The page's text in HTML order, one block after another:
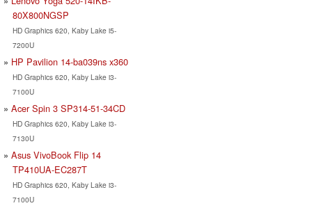
80X800NGSP
HD Graphics 620, Kaby Lake i5-
7200U
HP Pavilion 14-ba039ns x360
HD Graphics 620, Kaby Lake i3-
7100U
Acer Spin 3 SP314-51-34CD
HD Graphics 620, Kaby Lake i3-
7130U
Asus VivoBook Flip 14
TP410UA-EC287T
HD Graphics 620, Kaby Lake i3-
7100U